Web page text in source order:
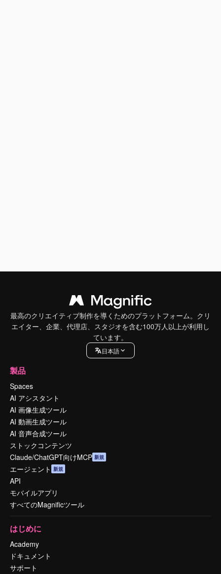
最高のクリエイティブ制作を導くためのプラットフォーム。クリ
エイター、企業、代理店、スタジオを含む100万人以上が利用し
ています。
日本語
製品
Spaces
AI アシスタント
AI 画像生成ツール
AI 動画生成ツール
AI 音声合成ツール
ストックコンテンツ
Claude/ChatGPT向けMCP 新規
エージェント 新規
API
モバイルアプリ
すべてのMagnificツール
はじめに
Academy
ドキュメント
サポート